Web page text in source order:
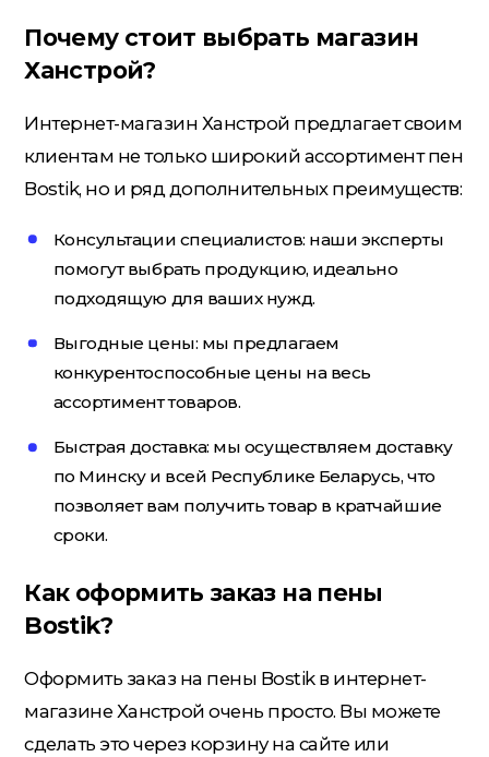
Почему стоит выбрать магазин
Ханстрой?
Интернет-магазин Ханстрой предлагает своим
клиентам не только широкий ассортимент пен
Bostik, но и ряд дополнительных преимуществ:
Консультации специалистов: наши эксперты
помогут выбрать продукцию, идеально
подходящую для ваших нужд.
Выгодные цены: мы предлагаем
конкурентоспособные цены на весь
ассортимент товаров.
Быстрая доставка: мы осуществляем доставку
по Минску и всей Республике Беларусь, что
позволяет вам получить товар в кратчайшие
сроки.
Как оформить заказ на пены
Bostik?
Оформить заказ на пены Bostik в интернет-
магазине Ханстрой очень просто. Вы можете
сделать это через корзину на сайте или